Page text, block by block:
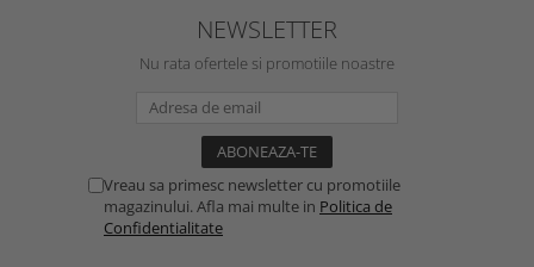
NEWSLETTER
Nu rata ofertele si promotiile noastre
Vreau sa primesc newsletter cu promotiile
magazinului. Afla mai multe in Politica de
Confidentialitate